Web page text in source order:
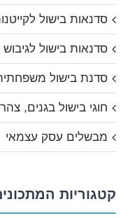
סדנאות בישול
סדנאות בישול לגיבוש
סדנת בישול
חוגי בישול בגנים,
מבשלים עסק עצמאי
קטגוריות